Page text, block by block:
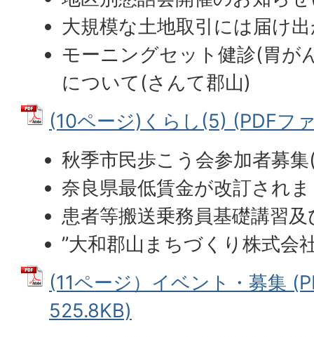
大規模な土地取引には届け
モーニングセット健診(胃が
について(さんて郡山)
(10ページ)くらし(5) (PDFフ
秋季市民歩こう会参加者募
奈良県最低賃金が改訂され
患者等搬送乗務員基礎講習
”大和郡山まちづくり株式会
(11ページ）イベント・募集
525.8KB)